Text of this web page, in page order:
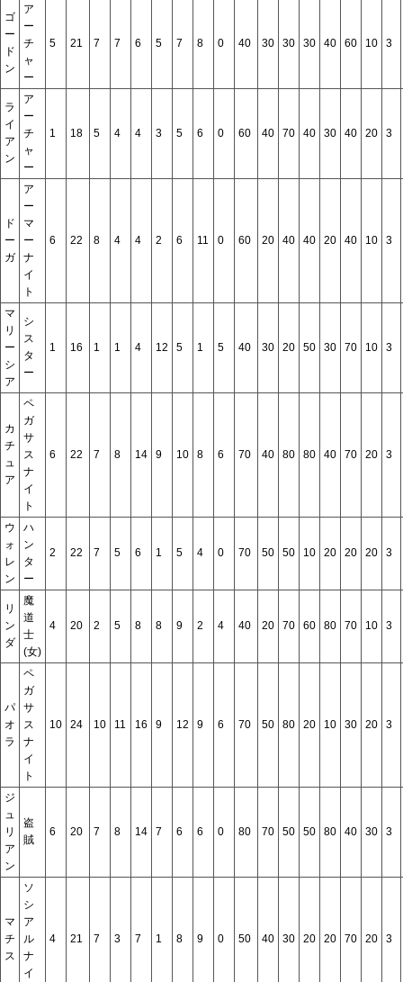
ゴ
ー
ド
ン
ア
ー
チ
ャ
ー
5 21 7 7 6 5 7 8 0 40 30 30 30 40 60 10 3
ラ
イ
ア
ン
ア
ー
チ
ャ
ー
1 18 5 4 4 3 5 6 0 60 40 70 40 30 40 20 3
ド
ー
ガ
ア
ー
マ
ー
ナ
イ
ト
6 22 8 4 4 2 6 11 0 60 20 40 40 20 40 10 3
マ
リ
ー
シ
ア
シ
ス
タ
ー
1 16 1 1 4 12 5 1 5 40 30 20 50 30 70 10 3
カ
チ
ュ
ア
ペ
ガ
サ
ス
ナ
イ
ト
6 22 7 8 14 9 10 8 6 70 40 80 80 40 70 20 3
ウ
ォ
レ
ン
ハ
ン
タ
ー
2 22 7 5 6 1 5 4 0 70 50 50 10 20 20 20 3
リ
ン
ダ
魔
道
士
(女)
4 20 2 5 8 8 9 2 4 40 20 70 60 80 70 10 3
パ
オ
ラ
ペ
ガ
サ
ス
ナ
イ
ト
10 24 10 11 16 9 12 9 6 70 50 80 20 10 30 20 3
ジ
ュ
リ
ア
ン
盗
賊
6 20 7 8 14 7 6 6 0 80 70 50 50 80 40 30 3
マ
チ
ス
ソ
シ
ア
ル
ナ
イ
4 21 7 3 7 1 8 9 0 50 40 30 20 20 70 20 3